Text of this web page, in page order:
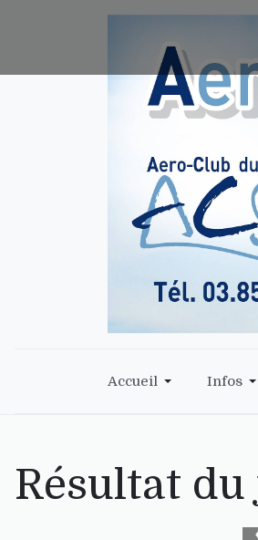
Accueil Infos
Résultat du